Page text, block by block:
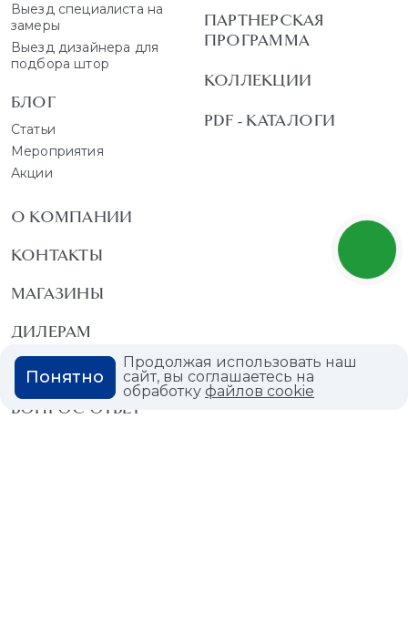
Выезд специалиста на
замеры
Выезд дизайнера для
подбора штор
БЛОГ
Статьи
Мероприятия
Акции
ПАРТНЕРСКАЯ
ПРОГРАММА
КОЛЛЕКЦИИ
PDF - КАТАЛОГИ
О КОМПАНИИ
КОНТАКТЫ
МАГАЗИНЫ
ДИЛЕРАМ
ВАКАНСИИ
ВОПРОС ОТВЕТ
Продолжая использовать наш
сайт, вы соглашаетесь на
обработкуфайлов cookie
Понятно